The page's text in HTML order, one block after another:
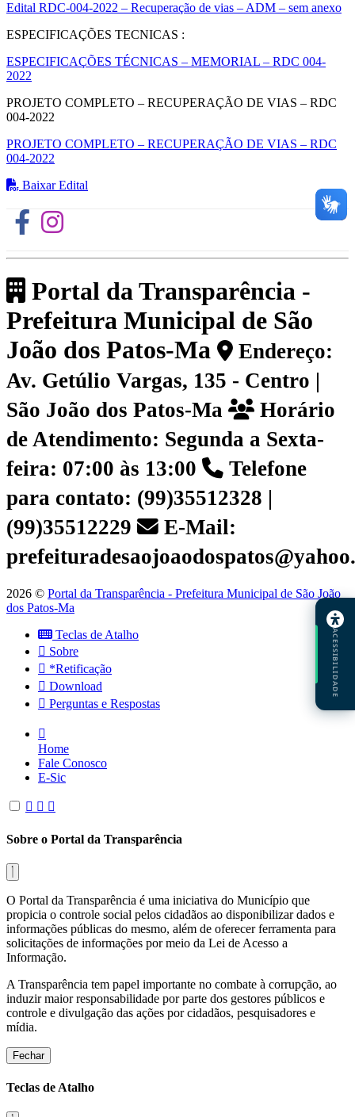
Edital RDC-004-2022 – Recuperação de vias – ADM – sem anexo
ESPECIFICAÇÕES TECNICAS :
ESPECIFICAÇÕES TÉCNICAS – MEMORIAL – RDC 004-
2022
PROJETO COMPLETO – RECUPERAÇÃO DE VIAS – RDC
004-2022
PROJETO COMPLETO – RECUPERAÇÃO DE VIAS – RDC
004-2022
Baixar Edital
Portal da Transparência -
Prefeitura Municipal de São
João dos Patos-Ma
Endereço:
Av. Getúlio Vargas, 135 - Centro |
São João dos Patos-Ma
Horário
de Atendimento: Segunda a Sexta-
feira: 07:00 às 13:00
Telefone
para contato: (99)35512328 |
(99)35512229
E-Mail:
2026 © Portal da Transparência - Prefeitura Municipal de São João
dos Patos-Ma
Teclas de Atalho
Sobre
*Retificação
Download
Perguntas e Respostas
Home
Fale Conosco
E-Sic
Sobre o Portal da Transparência
O Portal da Transparência é uma iniciativa do Município que
propicia o controle social pelos cidadãos ao disponibilizar dados e
informações públicas do mesmo, além de oferecer ferramenta para
solicitações de informações por meio da Lei de Acesso a
Informação.
A Transparência tem papel importante no combate à corrupção, ao
induzir maior responsabilidade por parte dos gestores públicos e
controle e divulgação das ações por cidadãos, pesquisadores e
mídia.
Fechar
Teclas de Atalho
ACESSIBILIDADE